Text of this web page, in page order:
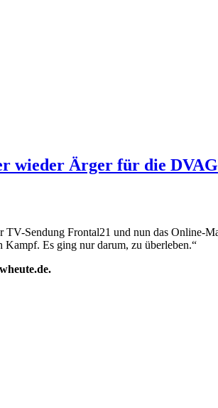
wieder Ärger für die DVAG
Sendung Frontal21 und nun das Online-
Kampf. Es ging nur darum, zu überleben.“